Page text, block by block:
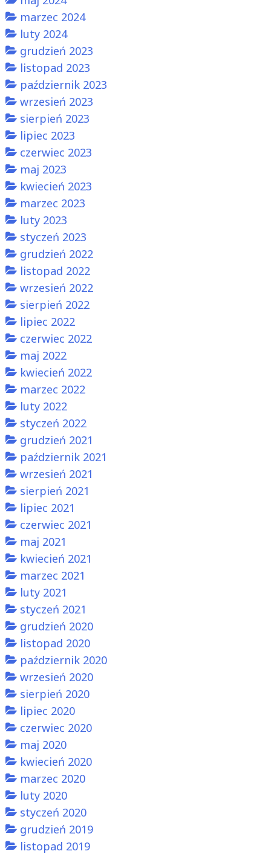
marzec 2024
luty 2024
grudzień 2023
listopad 2023
październik 2023
wrzesień 2023
sierpień 2023
lipiec 2023
czerwiec 2023
maj 2023
kwiecień 2023
marzec 2023
luty 2023
styczeń 2023
grudzień 2022
listopad 2022
wrzesień 2022
sierpień 2022
lipiec 2022
czerwiec 2022
maj 2022
kwiecień 2022
marzec 2022
luty 2022
styczeń 2022
grudzień 2021
październik 2021
wrzesień 2021
sierpień 2021
lipiec 2021
czerwiec 2021
maj 2021
kwiecień 2021
marzec 2021
luty 2021
styczeń 2021
grudzień 2020
listopad 2020
październik 2020
wrzesień 2020
sierpień 2020
lipiec 2020
czerwiec 2020
maj 2020
kwiecień 2020
marzec 2020
luty 2020
styczeń 2020
grudzień 2019
listopad 2019